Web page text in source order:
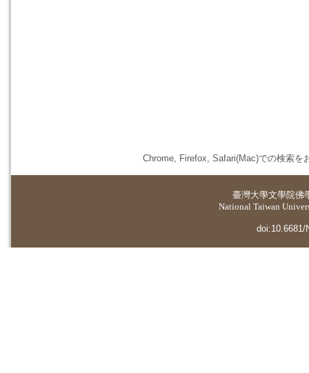
Chrome, Firefox, Safari(Mac)での検索を
臺灣大學文學院佛
National Taiwan
doi:10.6681/